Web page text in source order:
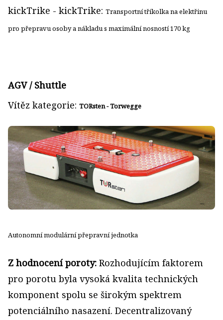
kickTrike - kickTrike: Transportní tříkolka na elektřinu
pro přepravu osoby a nákladu s maximální nosností 170 kg
AGV / Shuttle
Vítěz kategorie: TORsten - Torwegge
Autonomní modulární přepravní jednotka
Z hodnocení poroty: Rozhodujícím faktorem
pro porotu byla vysoká kvalita technických
komponent spolu se širokým spektrem
potenciálního nasazení. Decentralizovaný